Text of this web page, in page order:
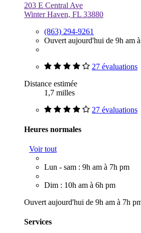
203 E Central Ave
Winter Haven, FL 33880
(863) 294-9261
Ouvert aujourd'hui de 9h am
27 évaluations
Distance estimée
1,7 milles
27 évaluations
Heures normales
Voir tout
Lun - sam : 9h am à 7h pm
Dim : 10h am à 6h pm
Ouvert aujourd'hui de 9h am à 7h
Services